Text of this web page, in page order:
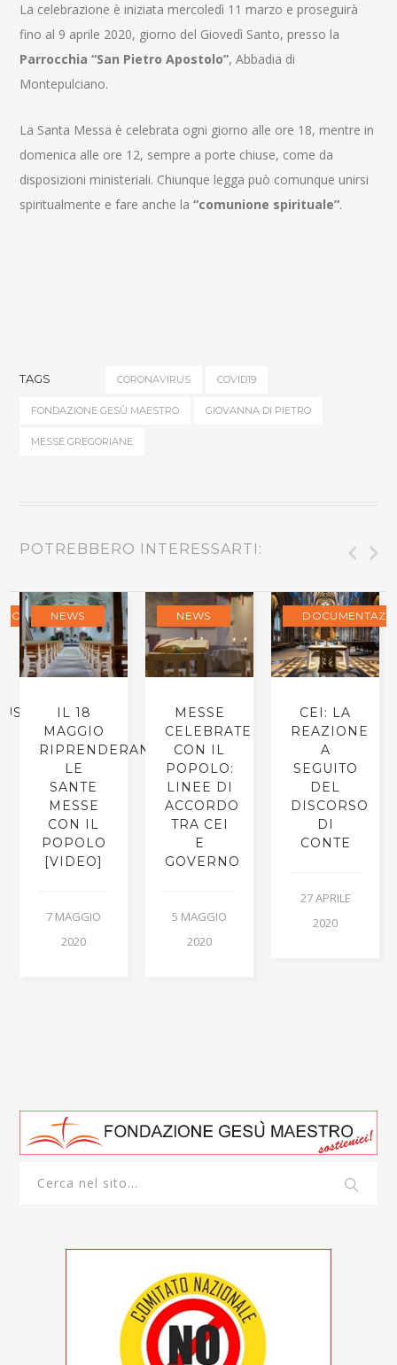
La celebrazione è iniziata mercoledì 11 marzo e proseguirà
fino al 9 aprile 2020, giorno del Giovedì Santo, presso la
Parrocchia “San Pietro Apostolo”, Abbadia di
Montepulciano.
La Santa Messa è celebrata ogni giorno alle ore 18, mentre in
domenica alle ore 12, sempre a porte chiuse, come da
disposizioni ministeriali. Chiunque legga può comunque unirsi
spiritualmente e fare anche la“comunione spirituale”.
TAGS CORONAVIRUS COVID19
FONDAZIONE GESÙ MAESTRO GIOVANNA DI PIETRO
MESSE GREGORIANE
POTREBBERO INTERESSARTI:
NEWS
IL 18
MAGGIO
RIPRENDERANNO
LE
SANTE
MESSE
CON IL
POPOLO
[VIDEO]
7 MAGGIO
2020
NEWS
MESSE
CELEBRATE
CON IL
POPOLO:
LINEE DI
ACCORDO
TRA CEI
E
GOVERNO
5 MAGGIO
2020
CEI: LA
REAZIONE
A
SEGUITO
DEL
DISCORSO
DI
CONTE
27 APRILE
2020